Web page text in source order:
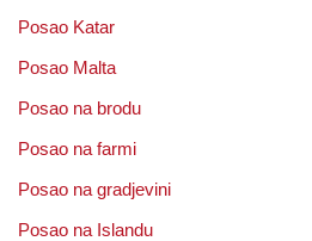
Posao Katar
Posao Malta
Posao na brodu
Posao na farmi
Posao na gradjevini
Posao na Islandu